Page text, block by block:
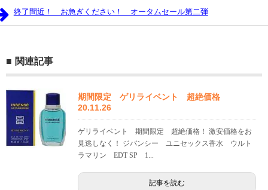
終了間近！ お急ぎください！ オータムセール第二弾
関連記事
期間限定 ゲリライベント 超絶価格
20.11.26
ゲリライベント 期間限定 超絶価格！ 激安価格をお
見逃しなく！ ジバンシー ユニセックス香水 ウルト
ラマリン EDT SP 1...
記事を読む